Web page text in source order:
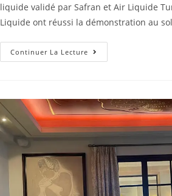
liquide validé par Safran et Air Liquide
Liquide ont réussi la démonstration au
Continuer La Lecture